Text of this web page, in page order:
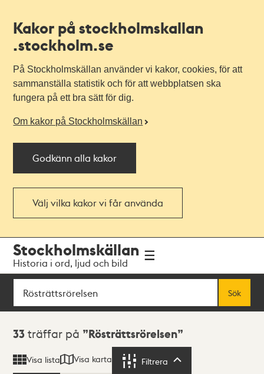
Kakor på stockholmskallan
.stockholm.se
På Stockholmskällan använder vi kakor, cookies, för att
sammanställa statistik och för att webbplatsen ska
fungera på ett bra sätt för dig.
Om kakor på Stockholmskällan
Godkänn alla kakor
Välj vilka kakor vi får använda
navigationen
huvudinnehållet
Stockholmskällan
Historia i ord, ljud och bild
Sök
Sök
Sökresultat
33 träffar på Rösträttsrörelsen
Visa lista Visa karta Filtrera